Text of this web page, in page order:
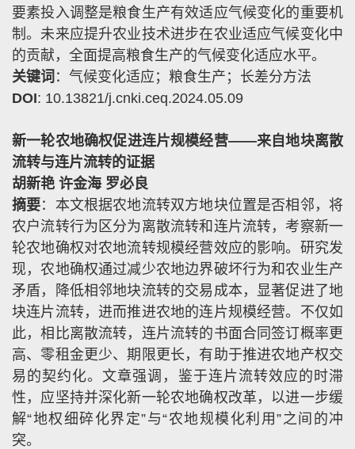
要素投入调整是粮食生产有效适应气候变化的重要机
制。未来应提升农业技术进步在农业适应气候变化中
的贡献，全面提高粮食生产的气候变化适应水平。
关键词 ：气候变化适应；粮食生产；长差分方法
DOI: 10.13821/j.cnki.ceq.2024.05.09
新一轮农地确权促进连片规模经营——来自地块离散
流转与连片流转的证据
胡新艳 许金海 罗必良
摘要：本文根据农地流转双方地块位置是否相邻，将
农户流转行为区分为离散流转和连片流转，考察新一
轮农地确权对农地流转规模经营效应的影响。研究发
现，农地确权通过减少农地边界破坏行为和农业生产
矛盾，降低相邻地块流转的交易成本，显著促进了地
块连片流转，进而推进农地的连片规模经营。不仅如
此，相比离散流转，连片流转的书面合同签订概率更
高、零租金更少、期限更长，有助于推进农地产权交
易的契约化。文章强调，鉴于连片流转效应的时滞
性，应坚持并深化新一轮农地确权改革，以进一步缓
解“地权细碎化界定”与“农地规模化利用”之间的冲
突。